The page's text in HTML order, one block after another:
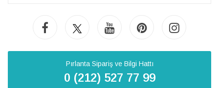
Pırlanta Sipariş ve Bilgi Hattı
0 (212) 527 77 99